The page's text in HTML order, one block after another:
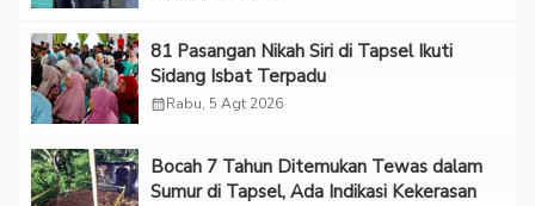
81 Pasangan Nikah Siri di Tapsel Ikuti
Sidang Isbat Terpadu
calendar_monthRabu, 5 Agt 2026
Bocah 7 Tahun Ditemukan Tewas dalam
Sumur di Tapsel, Ada Indikasi Kekerasan